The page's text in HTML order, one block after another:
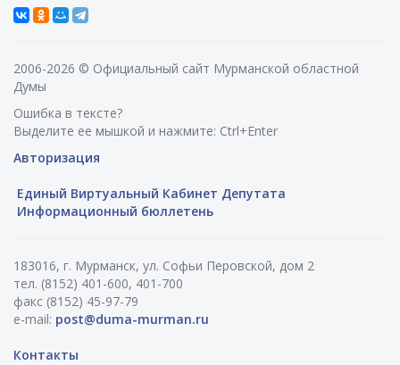
2006-2026 © Официальный сайт Мурманской областной
Думы
Ошибка в тексте?
Выделите ее мышкой и нажмите: Ctrl+Enter
Авторизация
Единый Виртуальный Кабинет Депутата
Информационный бюллетень
183016, г. Мурманск, ул. Софьи Перовской, дом 2
тел. (8152) 401-600, 401-700
факс (8152) 45-97-79
e-mail: post@duma-murman.ru
Контакты